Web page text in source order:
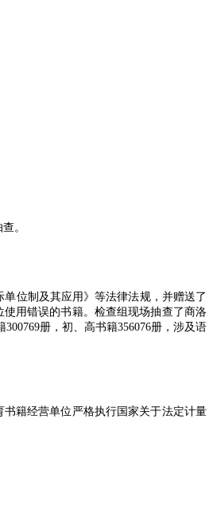
。
位制及其应用》等法律法规，并赠送了
用错误的书籍。检查组现场抽查了商洛
300769册，初、高书籍356076册，涉及语
籍经营单位严格执行国家关于法定计量